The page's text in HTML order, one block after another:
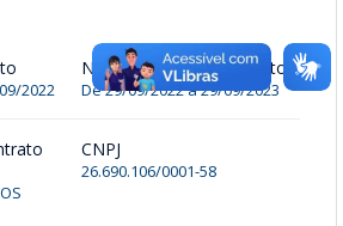
2022
Nova vigência do contrato
De29/09/2022a29/09/2023
CNPJ
26.690.106/0001-58